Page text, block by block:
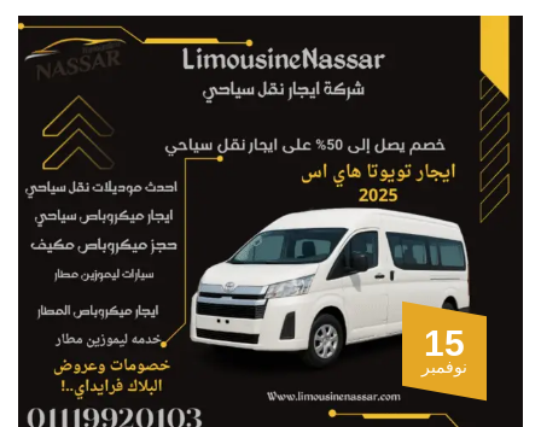
15
نوفمبر